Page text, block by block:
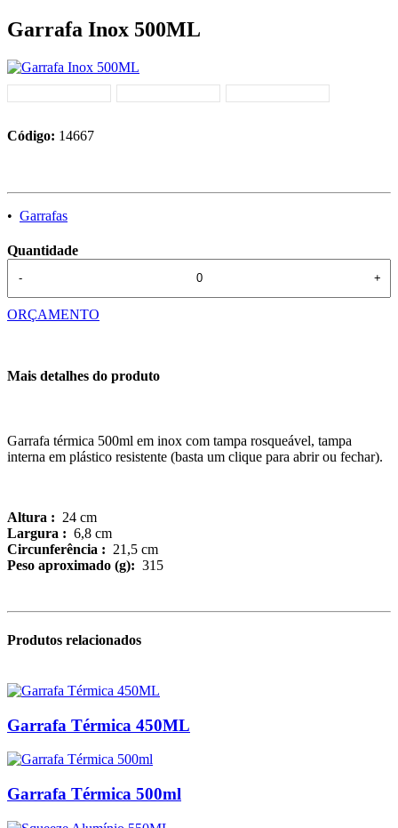
Garrafa Inox 500ML
Código: 14667
• Garrafas
Quantidade
- +
ORÇAMENTO
Mais detalhes do produto
Garrafa térmica 500ml em inox com tampa rosqueável, tampa
interna em plástico resistente (basta um clique para abrir ou fechar).
Altura : 24 cm
Largura : 6,8 cm
Circunferência : 21,5 cm
Peso aproximado (g): 315
Produtos relacionados
Garrafa Térmica 450ML
Garrafa Térmica 500ml